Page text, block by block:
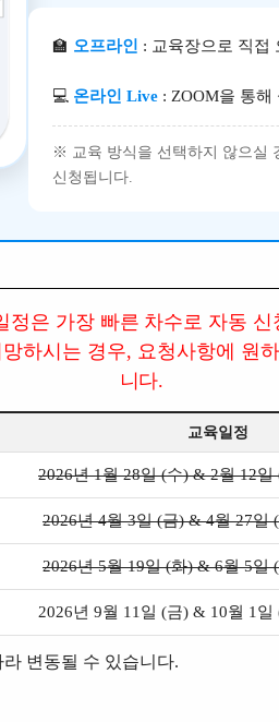
🏫 오프라인 : 교육장으로 직접
💻 온라인 Live : ZOOM을 통해
※ 교육 방식을 선택하지 않으실
신청됩니다.
은 가장 빠른 차수로 자동 신
하시는 경우, 요청사항에 원
니다.
교육일정
2026년 1월 28일 (수) & 2월 12일
2026년 4월 3일 (금) & 4월 27일
2026년 5월 19일 (화) & 6월 5일
2026년 9월 11일 (금) & 10월 1일
변동될 수 있습니다.